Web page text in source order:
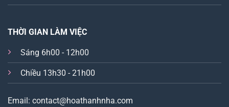
THỜI GIAN LÀM VIỆC
Sáng 6h00 - 12h00
Chiều 13h30 - 21h00
Email: contact@hoathanhnha.com